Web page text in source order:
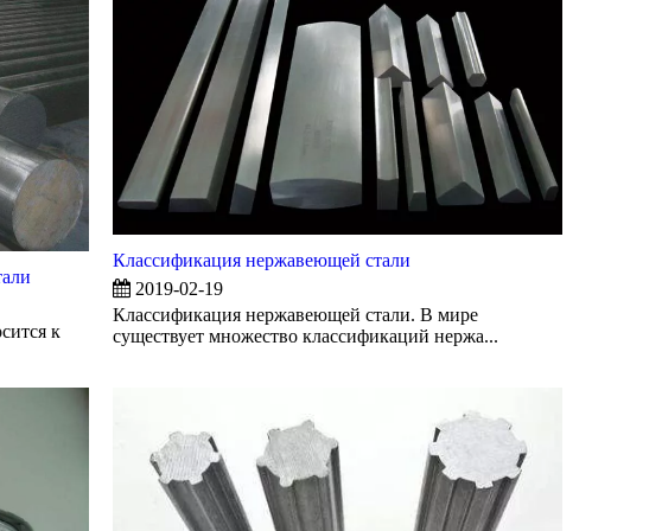
к
Классификация нержавеющей стали
2019-02-19
Классификация нержавеющей стали. В мире
существует множество классификаций нержа...